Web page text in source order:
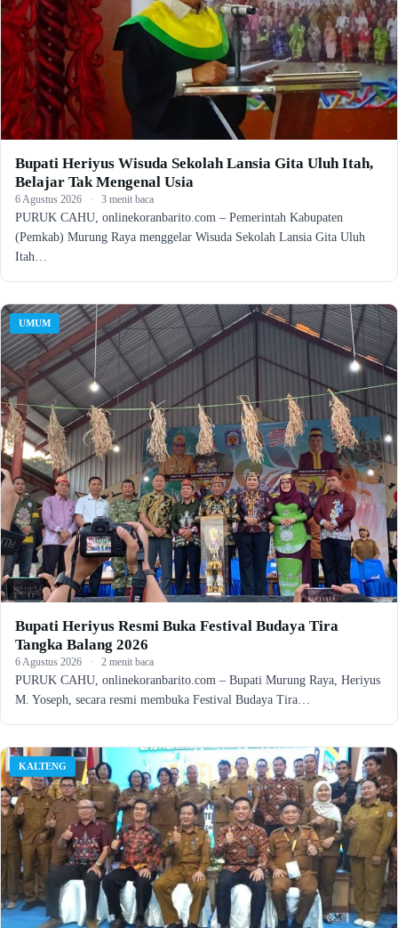
Bupati Heriyus Wisuda Sekolah Lansia Gita Uluh Itah,
Belajar Tak Mengenal Usia
6 Agustus 2026 · 3 menit baca
PURUK CAHU, onlinekoranbarito.com – Pemerintah Kabupaten
(Pemkab) Murung Raya menggelar Wisuda Sekolah Lansia Gita Uluh
Itah…
UMUM
Bupati Heriyus Resmi Buka Festival Budaya Tira
Tangka Balang 2026
6 Agustus 2026 · 2 menit baca
PURUK CAHU, onlinekoranbarito.com – Bupati Murung Raya, Heriyus
M. Yoseph, secara resmi membuka Festival Budaya Tira…
KALTENG